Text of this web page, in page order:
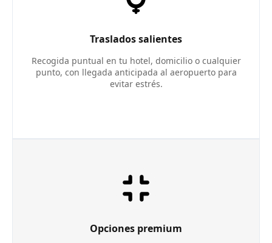
Traslados salientes
Recogida puntual en tu hotel, domicilio o cualquier
punto, con llegada anticipada al aeropuerto para
evitar estrés.
Opciones premium